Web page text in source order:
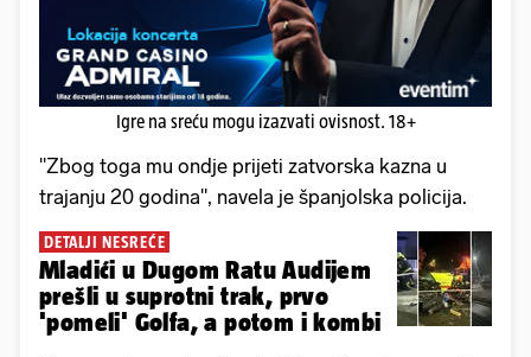
Igre na sreću mogu izazvati ovisnost. 18+
"Zbog toga mu ondje prijeti zatvorska kazna u
trajanju 20 godina", navela je španjolska policija.
DETALJI NESREĆE
Mladići u Dugom Ratu Audijem
prešli u suprotni trak, prvo
'pomeli' Golfa, a potom i kombi